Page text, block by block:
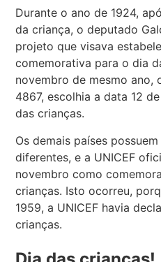
Durante o ano de 1924,
da criança, o deputado
projeto que visava
comemorativa para o dia
novembro de mesmo ano,
4867, escolhia a data 12
das crianças.
Os demais países
diferentes, e a UNICEF
novembro como
crianças. Isto ocorreu,
1959, a UNICEF havia
crianças.